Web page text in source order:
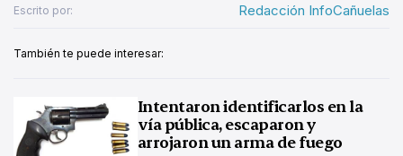
Escrito por: Redacción InfoCañuelas
También te puede interesar:
Intentaron identificarlos en la
vía pública, escaparon y
arrojaron un arma de fuego